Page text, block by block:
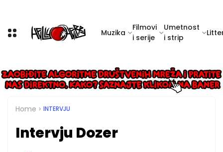
Muzika
Filmovi
i serije
Umetnost
i strip
Home INTERVJU
Intervju Dozer